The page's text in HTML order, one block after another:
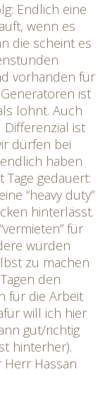
Endlich eine
wenn es
die scheint es
vorhanden für
ist
lohnt. Auch
ist
dürfen bei
haben
Tage gedauert:
“heavy duty”
hinterlässt.
für
würden
zu machen
den
für die Arbeit
will ich hier
gut/richtig
hinterher).
Hassan